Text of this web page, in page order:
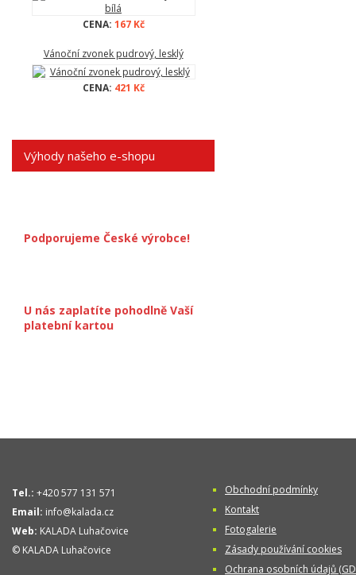
CENA: 167 Kč
Vánoční zvonek pudrový, lesklý
CENA: 421 Kč
Výhody našeho e-shopu
Podporujeme České výrobce!
U nás zaplatíte pohodlně Vaší
platební kartou
Tel.: +420 577 131 571
Email: info@kalada.cz
Web: KALADA Luhačovice
© KALADA Luhačovice
Obchodní podmínky
Kontakt
Fotogalerie
Zásady používání cookies
Ochrana osobních údajů